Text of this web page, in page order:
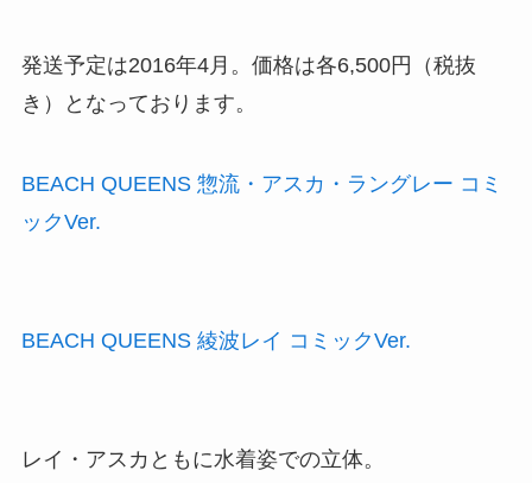
発送予定は2016年4月。価格は各6,500円（税抜
き）となっております。
BEACH QUEENS 惣流・アスカ・ラングレー コミ
ックVer.
BEACH QUEENS 綾波レイ コミックVer.
レイ・アスカともに水着姿での立体。